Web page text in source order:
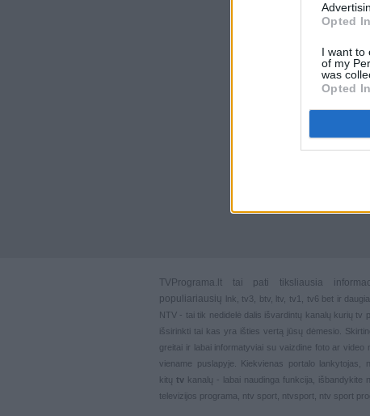
Opted In
I want to
of my
was
Opted In
TVPrograma.lt tai pati tiksliausia
populiariausių lnk tv3 btv, ltv tv1 tv6 bet ir
NTV - tai tik nedidelė dalis išvardintų kanalų kurių tv
išsirinkti tai kas yra išties vertą jūsų dėmesio.
greitai ir labai informatyviai su vaizdine foto ar
viename puslapyje. Kiekvienas portalo
kitų tvkanalų - labai naudinga funkcija, išbandykite
televizijos programa, ntv sport, ntvsport, ntv sport